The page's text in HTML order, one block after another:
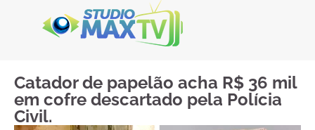
Catador de papelão acha R$ 36 mil
em cofre descartado pela Polícia
Civil.